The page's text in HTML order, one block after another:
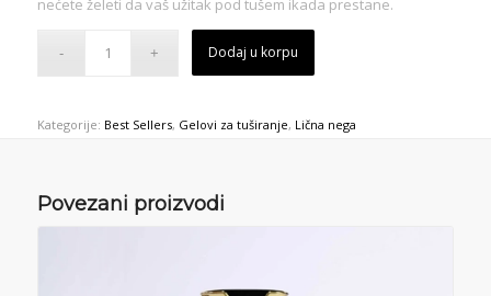
nećete želeti da vaš užitak pod tušem ikada prestane.
Dodaj u korpu
Kategorije: Best Sellers, Gelovi za tuširanje, Lična nega
Povezani proizvodi